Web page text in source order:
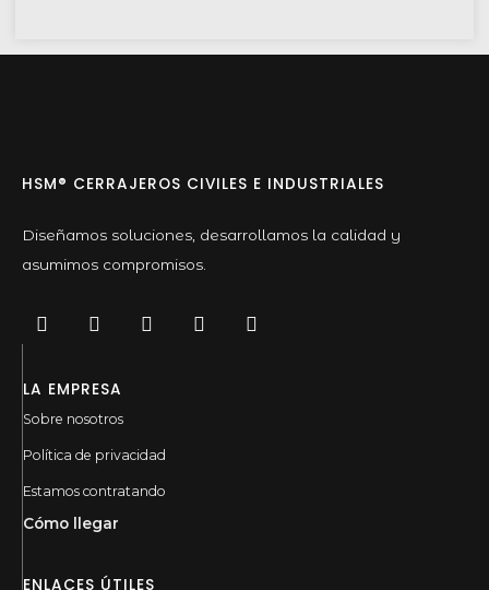
HSM® CERRAJEROS CIVILES E INDUSTRIALES
Diseñamos soluciones, desarrollamos la calidad y
asumimos compromisos.
LA EMPRESA
Sobre nosotros
Política de privacidad
Estamos contratando
Cómo llegar
ENLACES ÚTILES